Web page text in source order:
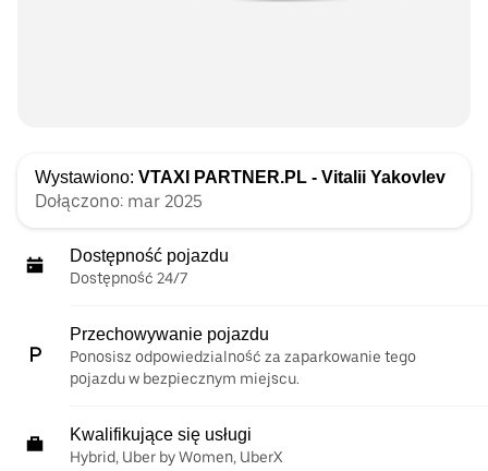
Wystawiono: VTAXI PARTNER.PL - Vitalii Yakovlev
Dołączono: mar 2025
Dostępność pojazdu
Dostępność 24/7
Przechowywanie pojazdu
Ponosisz odpowiedzialność za zaparkowanie tego
pojazdu w bezpiecznym miejscu.
Kwalifikujące się usługi
Hybrid, Uber by Women, UberX